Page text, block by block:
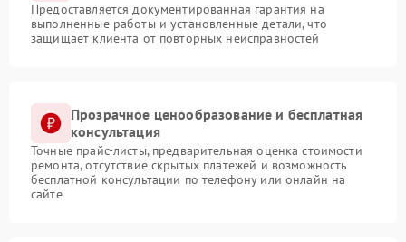
Предоставляется документированная гарантия на
выполненные работы и установленные детали, что
защищает клиента от повторных неисправностей
Прозрачное ценообразование и бесплатная
консультация
Точные прайс-листы, предварительная оценка стоимости
ремонта, отсутствие скрытых платежей и возможность
бесплатной консультации по телефону или онлайн на
сайте